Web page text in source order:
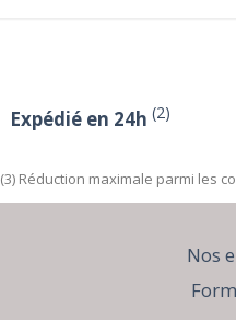
Expédié en 24h (2)
(3) Réduction maximale parmi les
Nos